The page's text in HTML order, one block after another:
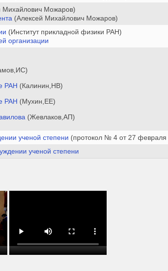
Михайлович Можаров)
(Алексей Михайлович Можаров)
(Институт прикладной физики РАН)
организации
РАН (Калинин,НВ)
РАН (Мухин,ЕЕ)
(Жевлаков,АП)
ученой степени (протокол № 4 от 27 февраля
ученой степени